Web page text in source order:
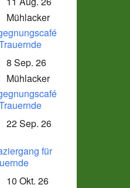
Mühlacker
8 Sep. 26
Mühlacker
22 Sep. 26
für
10 Okt. 26